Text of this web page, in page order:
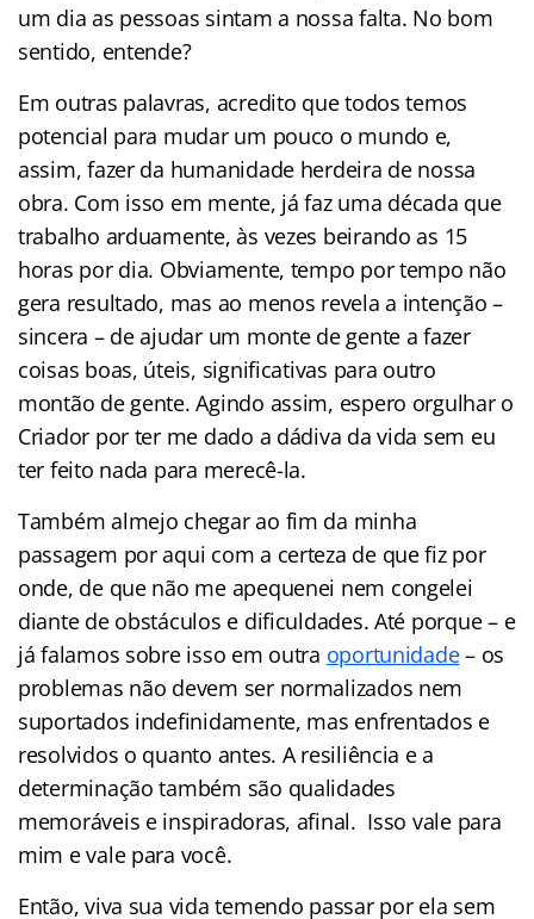
um dia as pessoas sintam a nossa falta. No bom
sentido, entende?
Em outras palavras, acredito que todos temos
potencial para mudar um pouco o mundo e,
assim, fazer da humanidade herdeira de nossa
obra. Com isso em mente, já faz uma década que
trabalho arduamente, às vezes beirando as 15
horas por dia. Obviamente, tempo por tempo não
gera resultado, mas ao menos revela a intenção –
sincera – de ajudar um monte de gente a fazer
coisas boas, úteis, significativas para outro
montão de gente. Agindo assim, espero orgulhar o
Criador por ter me dado a dádiva da vida sem eu
ter feito nada para merecê-la.
Também almejo chegar ao fim da minha
passagem por aqui com a certeza de que fiz por
onde, de que não me apequenei nem congelei
diante de obstáculos e dificuldades. Até porque – e
já falamos sobre isso em outra oportunidade– os
problemas não devem ser normalizados nem
suportados indefinidamente, mas enfrentados e
resolvidos o quanto antes. A resiliência e a
determinação também são qualidades
memoráveis e inspiradoras, afinal. Isso vale para
mim e vale para você.
Então, viva sua vida temendo passar por ela sem